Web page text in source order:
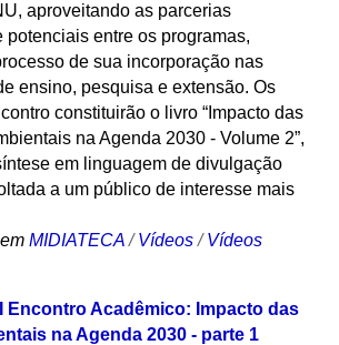
aproveitando as parcerias
potenciais entre os programas,
de sua incorporação nas
ensino, pesquisa e extensão. Os
constituirão o livro “Impacto das
na Agenda 2030 - Volume 2”,
em linguagem de divulgação
a um público de interesse mais
MIDIATECA /Vídeos /Vídeos
Encontro Acadêmico: Impacto das
na Agenda 2030 - parte 1